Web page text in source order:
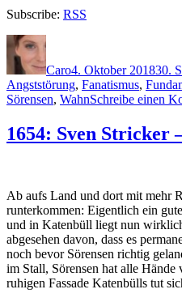
Subscribe: RSS
Autor
Caro4. Oktober 201830.
Angststörung, Fanatismus,
Sörensen, WahnSchreibe einen
1654: Sven Stricker
Ab aufs Land und dort mit mehr
runterkommen: Eigentlich ein
und in Katenbüll liegt nun
abgesehen davon, dass es
noch bevor Sörensen richtig
im Stall, Sörensen hat alle
ruhigen Fassade Katenbülls tut